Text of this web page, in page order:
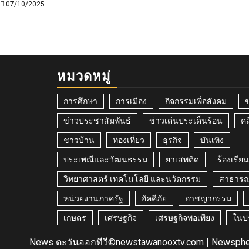
07/10/2025
หมวดหมู่
การศึกษา การเมือง กิจกรรมเพื่อสังคม
ข่าวประชาสัมพันธ์ ข่าวเด่นประเด็นร้อน ค
ชาวบ้าน ท่องเที่ยว ธุรกิจ บันเทิง
ประเพณีและวัฒนธรรม ยาเสพติด ร้องเรียน
วิทยาศาสตร์ เทคโนโลยี และนวัตกรรม สาธาร
หน่วยงานภาครัฐ อัคคีภัย อาชญากรรม
เกษตร เศรษฐกิจ เศรษฐกิจพอเพียง ในป
News ตะวันออกทีวี©newstawanooxtv.com |